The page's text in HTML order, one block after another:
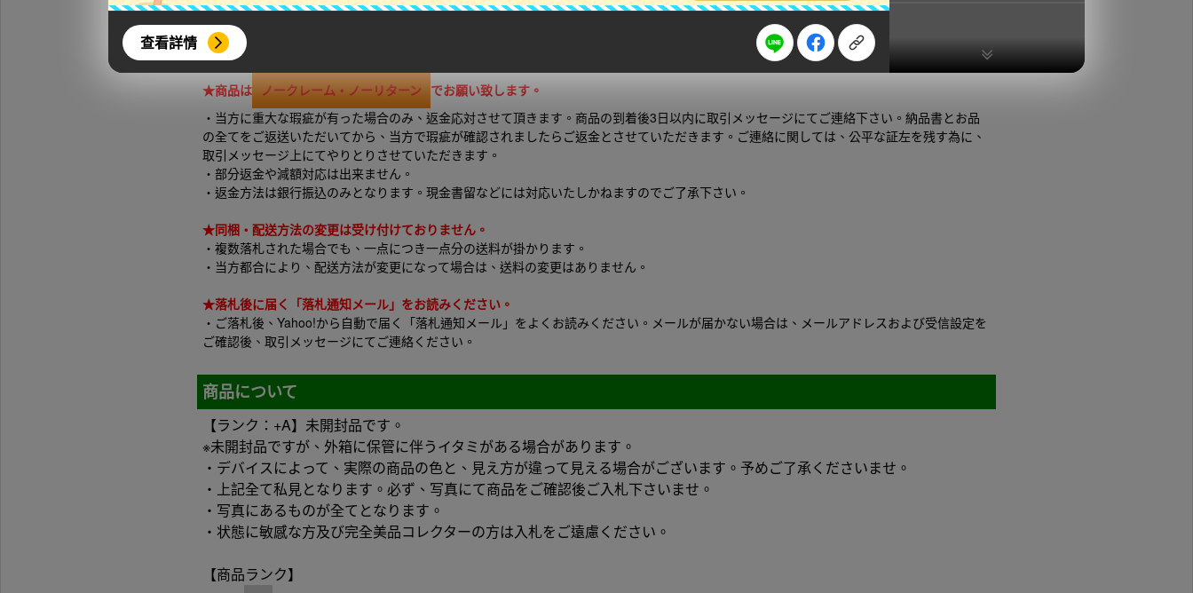
查看詳情 注意事項や商品説明をよくご確認頂き、ご落札は同意の上でお願い致します
★商品は ノークレーム・ノーリターン でお願い致します。
・当方に重大な瑕疵が有った場合のみ、返金応対させて頂きます。商品の到着後3日以内に取引メッセージにてご連絡下さい。納品書とお品
の全てをご返送いただいてから、当方で瑕疵が確認されましたらご返金とさせていただきます。ご連絡に関しては、公平な証左を残す為に、
取引メッセージ上にてやりとりさせていただきます。
・部分返金や減額対応は出来ません。
・返金方法は銀行振込のみとなります。現金書留などには対応いたしかねますのでご了承下さい。
★同梱・配送方法の変更は受け付けておりません。
・複数落札された場合でも、一点につき一点分の送料が掛かります。
・当方都合により、配送方法が変更になって場合は、送料の変更はありません。
★落札後に届く「落札通知メール」をお読みください。
・ご落札後、Yahoo!から自動で届く「落札通知メール」をよくお読みください。メールが届かない場合は、メールアドレスおよび受信設定を
ご確認後、取引メッセージにてご連絡ください。
商品について
【ランク：+A】未開封品です。
※未開封品ですが、外箱に保管に伴うイタミがある場合があります。
・デバイスによって、実際の商品の色と、見え方が違って見える場合がございます。予めご了承くださいませ。
・上記全て私見となります。必ず、写真にて商品をご確認後ご入札下さいませ。
・写真にあるものが全てとなります。
・状態に敏感な方及び完全美品コレクターの方は入札をご遠慮ください。
【商品ランク】